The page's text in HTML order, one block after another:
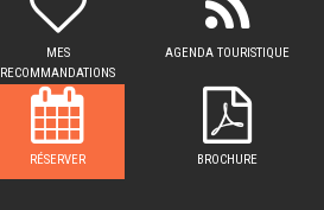
MES
RECOMMANDATIONS
AGENDA TOURISTIQUE
RÉSERVER BROCHURE